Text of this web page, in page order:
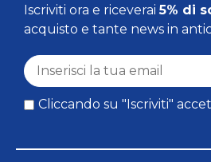
Iscriviti ora e riceverai5% di
acquisto e tante news in
Cliccando su "Iscriviti"